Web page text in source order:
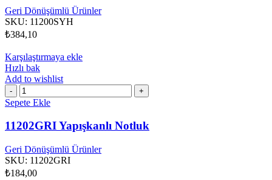
Geri Dönüşümlü Ürünler
SKU: 11200SYH
₺384,10
Karşılaştırmaya ekle
Hızlı bak
Add to wishlist
11202GRI
Yapışkanlı
adet
Sepete Ekle
11202GRI Yapışkanlı Notluk
Geri Dönüşümlü Ürünler
SKU: 11202GRI
₺184,00